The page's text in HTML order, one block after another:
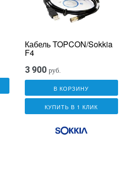
Кабель TOPCON/Sokkia
F4
3 900 руб.
В КОРЗИНУ
КУПИТЬ В 1 КЛИК